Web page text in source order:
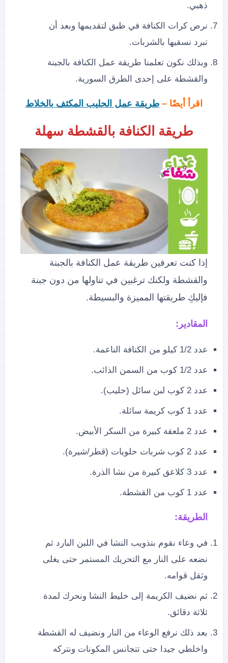
ذهبي.
نرص كرات الكنافة في طبق لتقديمها وبعد أن
تبرد نسقيها بالشربات.
وبذلك نكون تعلمنا طريقة عمل الكنافة بالجبنة
والقشطة على إحدى الطرق السورية.
اقرأ أيضًا – طريقة عمل الحليب المكثف بالخلاط
طريقة الكنافة بالقشطة سهلة
إذا كنت تعرفين طريقة عمل الكنافة بالجبنة
والقشطة ولكنك ترغبين في تناولها من دون جبنة
فإليكِ طريقتها المميزة والبسيطة.
المقادير:
عدد 1/2 كيلو من الكنافة الناعمة.
عدد 1/2 كوب من السمن الذائب.
عدد 2 كوب لبن سائل (حليب).
عدد 1 كوب كريمة سائلة.
عدد 2 ملعقة كبيرة من السكر الأبيض.
عدد 2 كوب شربات حلويات (قطر/شيرة).
عدد 3 كلاعق كبيرة من نشا الذرة.
عدد 1 كوب من القشطة.
الطريقة:
في وعاء نقوم بتذويب النشا في اللبن البارد ثم
نضعه على النار مع التحريك المستمر حتى يغلى
وثقل قوامه.
ثم نضيف الكريمة إلى خليط النشا ونحرك لمدة
ثلاثة دقائق.
بعد ذلك نرفع الوعاء من النار ونضيف له القشطة
واخلطي جيدا حتى تتجانس المكونات ونتركه